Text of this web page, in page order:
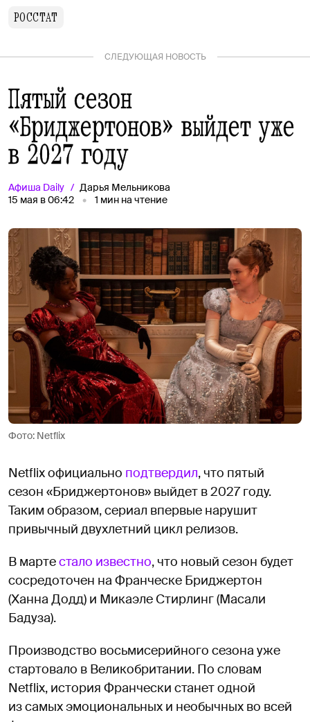
РОССТАТ
СЛЕДУЮЩАЯ НОВОСТЬ
Пятый сезон
«Бриджертонов» выйдет уже
в 2027 году
Афиша Daily
Дарья Мельникова
15 мая в 06:42
1 мин на чтение
Фото: Netflix
Netflix официально подтвердил, что пятый
сезон «Бриджертонов» выйдет в 2027 году.
Таким образом, сериал впервые нарушит
привычный двухлетний цикл релизов.
В мартестало известно, что новый сезон будет
сосредоточен на Франческе Бриджертон
(Ханна Додд) и Микаэле Стирлинг (Масали
Бадуза).
Производство восьмисерийного сезона уже
стартовало в Великобритании. По словам
Netflix, история Франчески станет одной
из самых эмоциональных и необычных во всей